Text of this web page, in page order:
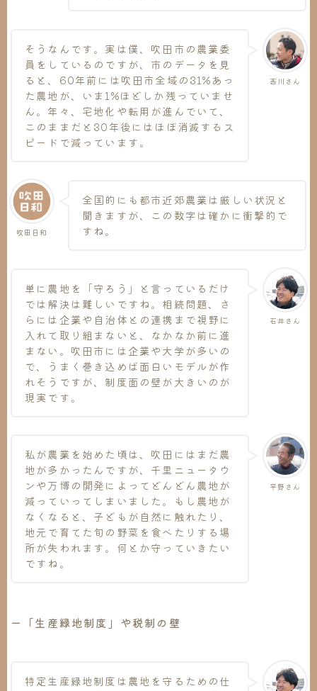
西川さん
そうなんです。実は僕、吹田市の農業委
員をしているのですが、市のデータを見
ると、60年前には吹田市全域の31%あっ
た農地が、いま1%ほどしか残っていませ
ん。年々、宅地化や転用が進んでいて、
このままだと30年後にはほぼ消滅するス
ピードで減っています。
吹田日和
全国的にも都市近郊農業は厳しい状況と
聞きますが、この数字は確かに衝撃的で
すね。
石井さん
単に農地を「守ろう」と言っているだけ
では解決は難しいですね。相続問題、さ
らには企業や自治体との連携まで視野に
入れて取り組まないと、なかなか前に進
まない。吹田市には企業や大学が多いの
で、うまく巻き込めば面白いモデルが作
れそうですが、制度面の壁が大きいのが
現実です。
平野さん
私が農業を始めた頃は、吹田にはまだ農
地が多かったんですが、千里ニュータウ
ンや万博の開発によってどんどん農地が
減っていってしまいました。もし農地が
なくなると、子どもが自然に触れたり、
地元で育てた旬の野菜を食べたりする場
所が失われます。何とか守っていきたい
ですね。
ー「生産緑地制度」や税制の壁
特定生産緑地制度は農地を守るための仕